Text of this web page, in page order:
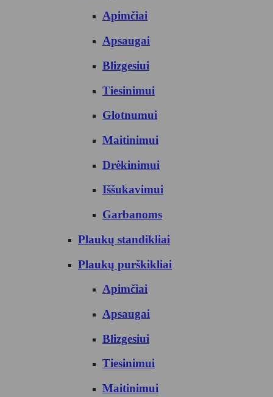
Apimčiai
Apsaugai
Blizgesiui
Tiesinimui
Glotnumui
Maitinimui
Drėkinimui
Iššukavimui
Garbanoms
Plaukų standikliai
Plaukų purškikliai
Apimčiai
Apsaugai
Blizgesiui
Tiesinimui
Maitinimui